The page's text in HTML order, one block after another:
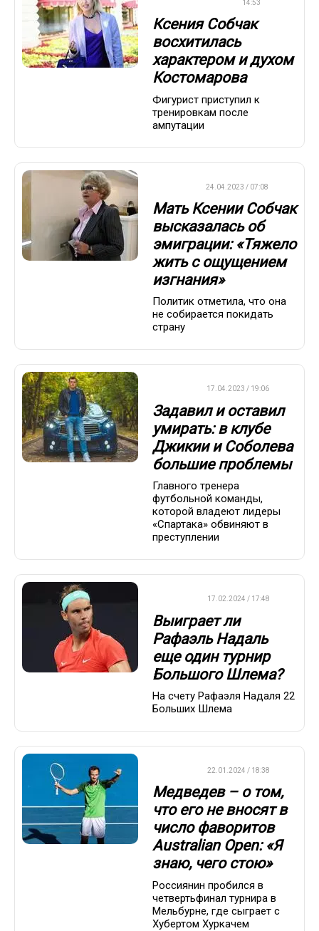
14:53
Ксения Собчак
восхитилась
характером и духом
Костомарова
Фигурист приступил к
тренировкам после
ампутации
24.04.2023 / 07:08
Мать Ксении Собчак
высказалась об
эмиграции: «Тяжело
жить с ощущением
изгнания»
Политик отметила, что она
не собирается покидать
страну
17.04.2023 / 19:06
Задавил и оставил
умирать: в клубе
Джикии и Соболева
большие проблемы
Главного тренера
футбольной команды,
которой владеют лидеры
«Спартака» обвиняют в
преступлении
17.02.2024 / 17:48
Выиграет ли
Рафаэль Надаль
еще один турнир
Большого Шлема?
На счету Рафаэля Надаля 22
Больших Шлема
22.01.2024 / 18:38
Медведев – о том,
что его не вносят в
число фаворитов
Australian Open: «Я
знаю, чего стою»
Россиянин пробился в
четвертьфинал турнира в
Мельбурне, где сыграет с
Хубертом Хуркачем